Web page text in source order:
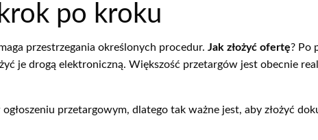
po kroku
przestrzegania określonych procedur. Jak złożyć ofertę? Po
je drogą elektroniczną. Większość przetargów jest obecnie
przetargowym, dlatego tak ważne jest, aby złożyć